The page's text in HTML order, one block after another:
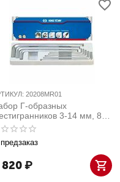
20208MR01
Г-образных
3-14 мм, 8
предзаказ
₽